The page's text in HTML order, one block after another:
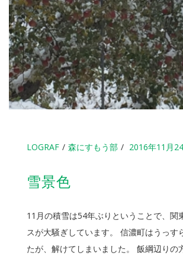
LOGRAF 森にすもう部 2016年11月
雪景色
11月の積雪は54年ぶりということで、関
スが大騒ぎしています。 信濃町はうっす
たが、解けてしまいました。 飯綱辺りの